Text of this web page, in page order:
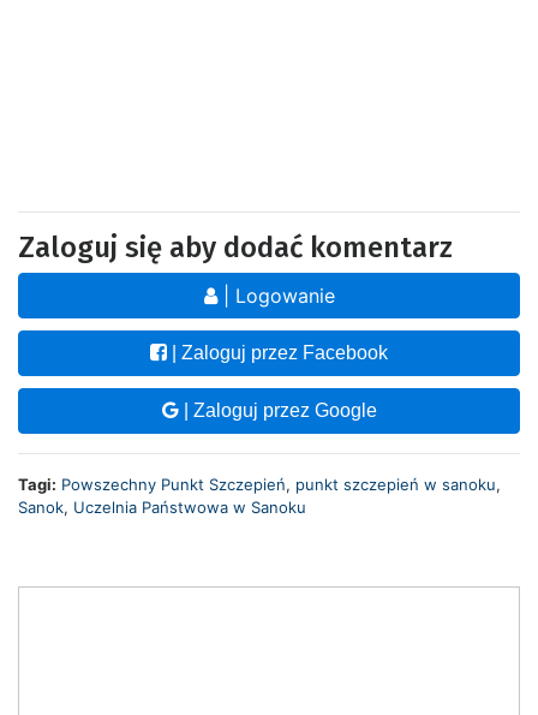
Zaloguj się aby dodać komentarz
| Logowanie
| Zaloguj przez Facebook
| Zaloguj przez Google
Tagi: Powszechny Punkt Szczepień, punkt szczepień w sanoku,
Sanok, Uczelnia Państwowa w Sanoku